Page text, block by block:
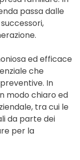
passa dalle
ed efficace
che
In
modo chiaro ed
tra cui le
da parte dei
per la